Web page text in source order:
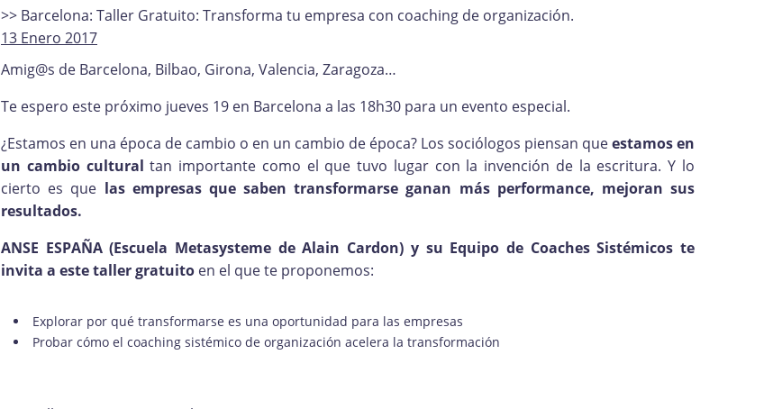
>> Barcelona: Taller Gratuito: Transforma tu empresa con coaching de organización.
13 Enero 2017
Amig@s de Barcelona, Bilbao, Girona, Valencia, Zaragoza…
Te espero este próximo jueves 19 en Barcelona a las 18h30 para un evento especial.
¿Estamos en una época de cambio o en un cambio de época? Los sociólogos piensan queestamos en
un cambio cultural tan importante como el que tuvo lugar con la invención de la escritura. Y lo
cierto es que las empresas que saben transformarse ganan más performance, mejoran sus
resultados.
ANSE ESPAÑA (Escuela Metasysteme de Alain Cardon) y su Equipo de Coaches Sistémicos te
invita a este taller gratuito en el que te proponemos:
Explorar por qué transformarse es una oportunidad para las empresas
Probar cómo el coaching sistémico de organización acelera la transformación